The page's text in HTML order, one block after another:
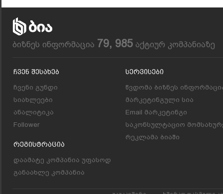
ბიზნეს ინფორმაცია 79, 985 აქტიურ კომპანიაზე
Ჩვენ Შესახებ
ჩვენი გუნდი
სიახლეები
ანალიტიკა
Follower
Რეგისტრაცია
დაამატე კომპანია უფასოდ
განაახლე კომპანია
Სერვისები
წვდომა ბიზნეს
მარკეტინგული სია
Email მარკეტინგი
საკონსულტაციო
რეკლამა ბიაში